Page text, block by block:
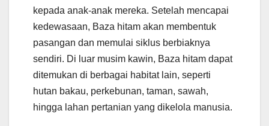
kepada anak-anak mereka. Setelah mencapai
kedewasaan, Baza hitam akan membentuk
pasangan dan memulai siklus berbiaknya
sendiri. Di luar musim kawin, Baza hitam dapat
ditemukan di berbagai habitat lain, seperti
hutan bakau, perkebunan, taman, sawah,
hingga lahan pertanian yang dikelola manusia.